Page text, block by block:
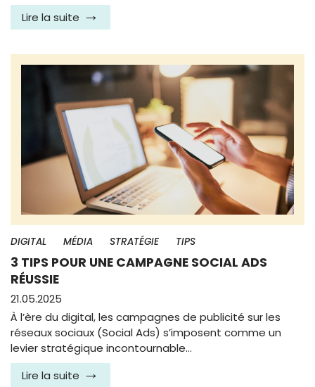
Lire la suite
DIGITAL MÉDIA STRATÉGIE TIPS
3 TIPS POUR UNE CAMPAGNE SOCIAL ADS
RÉUSSIE
21.05.2025
À l’ère du digital, les campagnes de publicité sur les
réseaux sociaux (Social Ads) s’imposent comme un
levier stratégique incontournable…
Lire la suite